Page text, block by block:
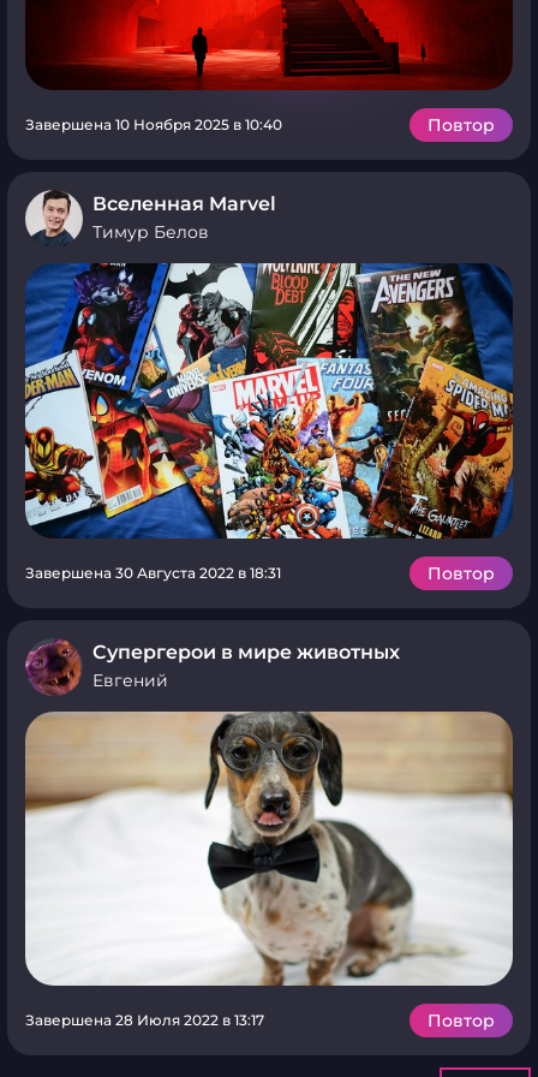
Завершена 10 Ноября 2025 в 10:40 Повтор
Вселенная Marvel
Тимур Белов
Завершена 30 Августа 2022 в 18:31 Повтор
Супергерои в мире животных
Евгений
Завершена 28 Июля 2022 в 13:17 Повтор